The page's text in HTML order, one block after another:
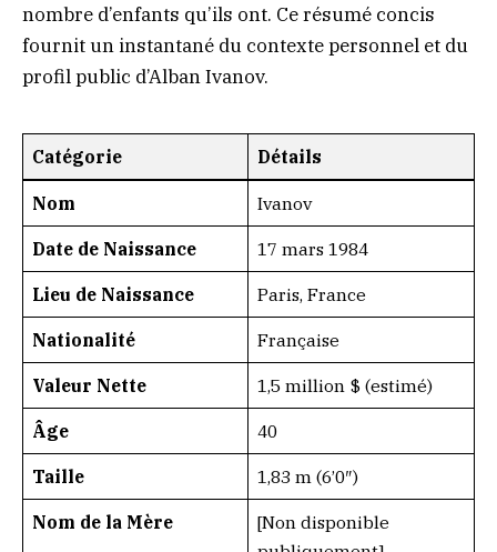
nombre d’enfants qu’ils ont. Ce résumé concis
fournit un instantané du contexte personnel et du
profil public d’Alban Ivanov.
Catégorie Détails
Nom Ivanov
Date de Naissance 17 mars 1984
Lieu de Naissance Paris, France
Nationalité Française
Valeur Nette 1,5 million $ (estimé)
Âge 40
Taille 1,83 m (6’0″)
Nom de la Mère
[Non disponible